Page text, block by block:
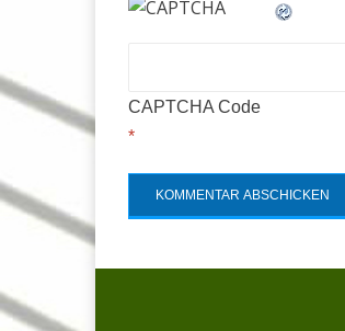
CAPTCHA Code
*